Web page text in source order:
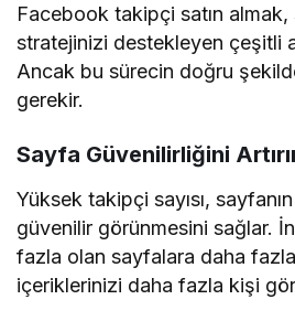
Facebook takipçi satın
stratejinizi destekleyen çeşitli
Ancak bu sürecin doğru
gerekir.
Sayfa Güvenilirliğini
Yüksek takipçi sayısı,
güvenilir görünmesini sağlar.
fazla olan sayfalara daha
içeriklerinizi daha fazla kişi